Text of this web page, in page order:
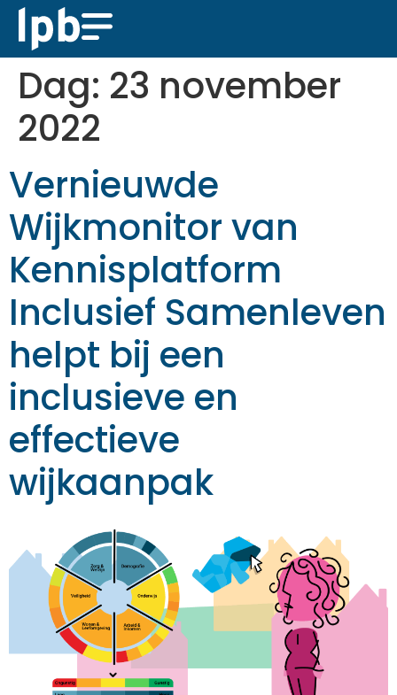
Dag: 23 november
2022
Vernieuwde
Wijkmonitor van
Kennisplatform
Inclusief Samenleven
helpt bij een
inclusieve en
effectieve
wijkaanpak